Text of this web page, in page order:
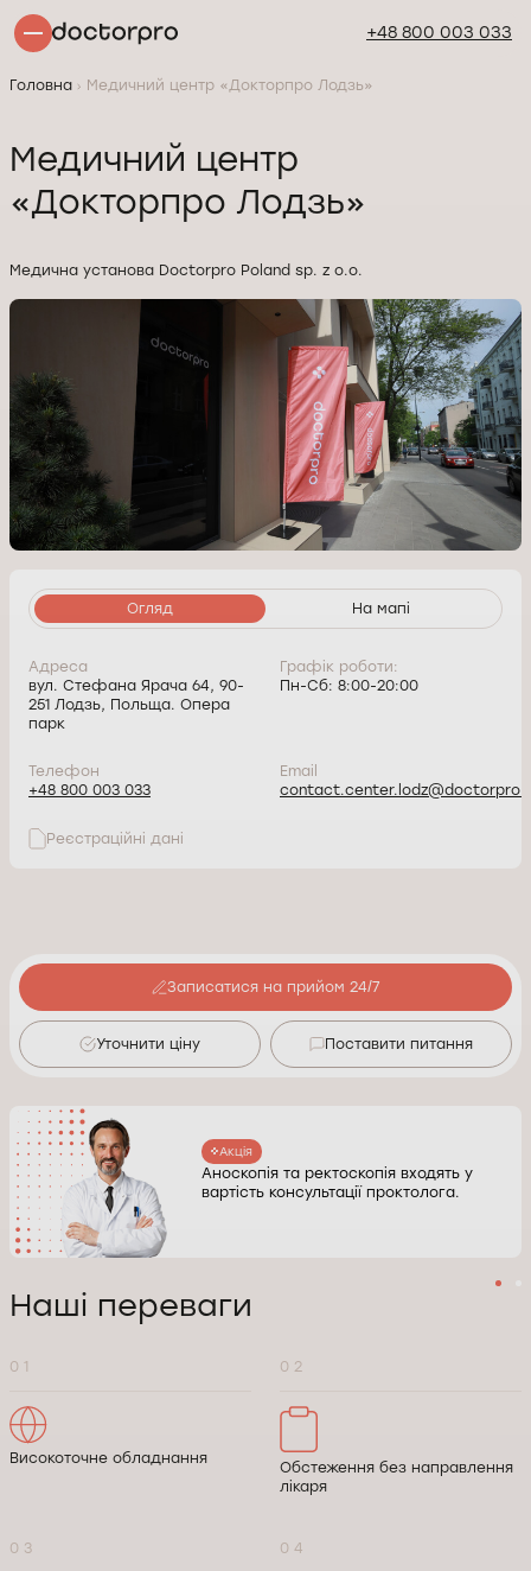
+48 800 003 033
Головна Медичний центр «Докторпро Лодзь»
Медичний центр
«Докторпро Лодзь»
Медична установа Doctorpro Poland sp. z o.o.
Огляд На мапі
Адреса
вул. Стефана Ярача 64, 90-
251 Лодзь, Польща. Опера
парк
Телефон
+48 800 003 033
Email
Графік роботи:
Пн-Сб: 8:00-20:00
Реєстраційні дані
Записатися на прийом 24/7
Уточнити ціну Поставити питання
Акція
Аноскопія та ректоскопія входять у
вартість консультації проктолога.
Наші переваги
0 1
Високоточне обладнання
0 2
Обстеження без направлення
лікаря
0 3 0 4